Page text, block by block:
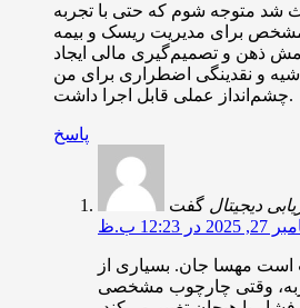
شد متوجه شوم که حتی با تجربه
برای مدیریت ریسک و بیمه
ذهن و تصمیم‌گیری مالی ایجاد
و نقدینگی اضطراری برای من
چشم‌انداز عملی قابل اجرا داشت.
پاسخ
دیجیتال
12:23 ب.ظ
است مهسا جان. بسیاری از
وقتی چارچوب مشخصی